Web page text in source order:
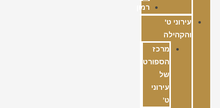
רמון
עירוני ט'
והקהילה
מרכז
הספורט
של
עירוני
ט’